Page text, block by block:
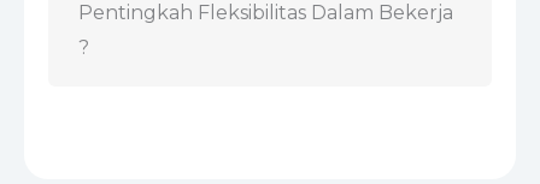
Pentingkah Fleksibilitas Dalam Bekerja
?